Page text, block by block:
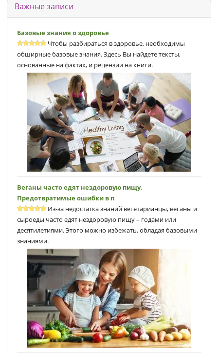
Важные записи
Базовые знания о здоровье
Чтобы разбираться в здоровье, необходимы
обширные базовые знания. Здесь Вы найдете тексты,
основанные на фактах, и рецензии на книги.
Веганы часто едят нездоровую пищу.
Предотвратимые ошибки в п
Из-за недостатка знаний вегетарианцы, веганы и
сыроеды часто едят нездоровую пищу – годами или
десятилетиями. Этого можно избежать, обладая базовыми
знаниями.